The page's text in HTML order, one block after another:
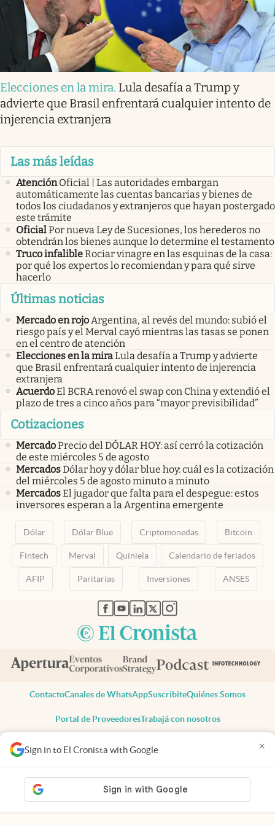
Sign in to El Cronista with Google ×
Elecciones en la mira. Lula desafía a Trump y
advierte que Brasil enfrentará cualquier intento de
injerencia extranjera
Las más leídas
Atención Oficial | Las autoridades embargan
automáticamente las cuentas bancarias y bienes de
todos los ciudadanos y extranjeros que hayan postergado
este trámite
OficialPor nueva Ley de Sucesiones, los herederos no
obtendrán los bienes aunque lo determine el testamento
Truco infalibleRociar vinagre en las esquinas de la casa:
por qué los expertos lo recomiendan y para qué sirve
hacerlo
Últimas noticias
Mercado en rojoArgentina, al revés del mundo: subió el
riesgo país y el Merval cayó mientras las tasas se ponen
en el centro de atención
Elecciones en la miraLula desafía a Trump y advierte
que Brasil enfrentará cualquier intento de injerencia
extranjera
AcuerdoEl BCRA renovó el swap con China y extendió el
plazo de tres a cinco años para “mayor previsibilidad”
Cotizaciones
MercadoPrecio del DÓLAR HOY: así cerró la cotización
de este miércoles 5 de agosto
MercadosDólar hoy y dólar blue hoy: cuál es la cotización
del miércoles 5 de agosto minuto a minuto
MercadosEl jugador que falta para el despegue: estos
inversores esperan a la Argentina emergente
Dólar Dólar Blue Criptomonedas Bitcoin
Fintech Merval Quiniela Calendario de feriados
AFIP Paritarias Inversiones ANSES
abre en nueva pestaña
abre en nueva pestaña
abre en nueva pestaña
abre en nueva pestaña
abre en nueva pestaña
ContactoCanales de WhatsAppSuscribiteQuiénes Somos
Portal de ProveedoresTrabajá con nosotros
Todos los derechos reservados
Privacidad
Consentimiento
Tel:+54 11 7078-3270